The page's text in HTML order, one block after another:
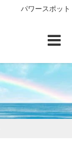
パワースポット